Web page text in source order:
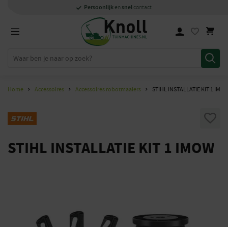
Specialistenmet kennis van zaken
1000m2showroom in Staphorst
Persoonlijk en snel contact
Home Accessoires Accessoires robotmaaiers STIHL INSTALLATIE KIT 1
STIHL INSTALLATIE KIT 1 IMOW